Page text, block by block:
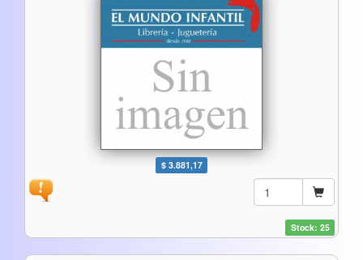
$ 3.881,17
Stock: 25